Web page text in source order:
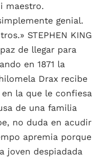
maestro.
genial.
STEPHEN KING
de llegar para
en 1871 la
Drax recibe
la que le confiesa
de una familia
no duda en acudir
apremia porque
joven despiadada